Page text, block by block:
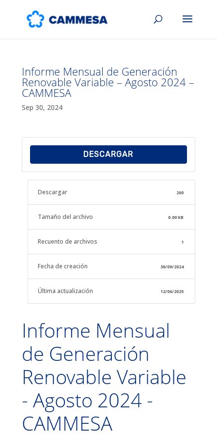
Informe Mensual de Generación
Renovable Variable – Agosto 2024 –
CAMMESA
Sep 30, 2024
DESCARGAR
Descargar 260
Tamaño del archivo 0.00 KB
Recuento de archivos 1
Fecha de creación 30/09/2024
Última actualización 12/06/2025
Informe Mensual
de Generación
Renovable Variable
- Agosto 2024 -
CAMMESA